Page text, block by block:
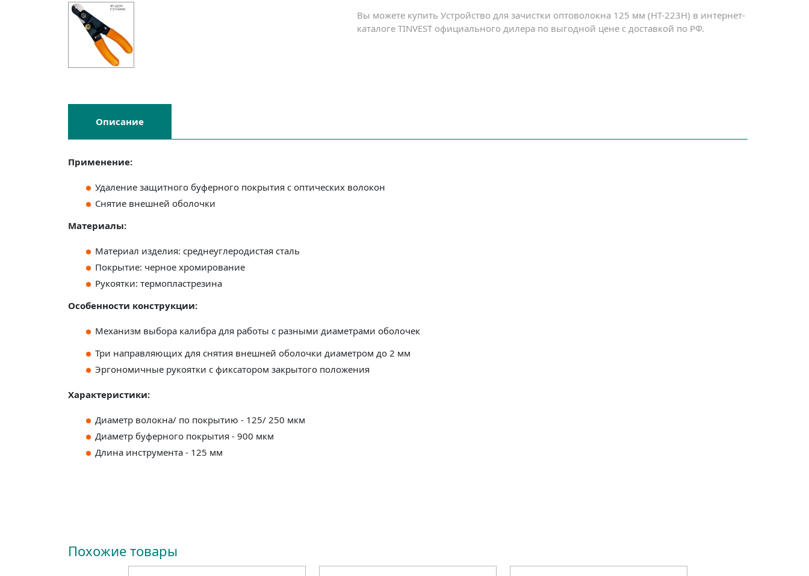
Вы можете купить Устройство для зачистки оптоволокна 125 мм (HT-223H) в интернет-
каталоге TINVEST официального дилера по выгодной цене с доставкой по РФ.
Описание
Применение:
Удаление защитного буферного покрытия с оптических волокон
Снятие внешней оболочки
Материалы:
Материал изделия: среднеуглеродистая сталь
Покрытие: черное хромирование
Рукоятки: термопластрезина
Особенности конструкции:
Механизм выбора калибра для работы с разными диаметрами оболочек
Три направляющих для снятия внешней оболочки диаметром до 2 мм
Эргономичные рукоятки с фиксатором закрытого положения
Характеристики:
Диаметр волокна/ по покрытию - 125/ 250 мкм
Диаметр буферного покрытия - 900 мкм
Длина инструмента - 125 мм
Похожие товары